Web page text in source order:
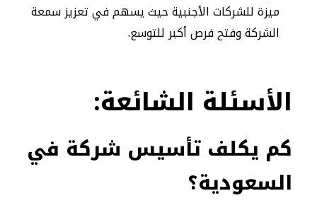
ميزة للشركات الأجنبية حيث يسهم في تعزيز سمعة
الشركة وفتح فرص أكبر للتوسع.
الأسئلة الشائعة:
كم يكلف تأسيس شركة في
السعودية؟